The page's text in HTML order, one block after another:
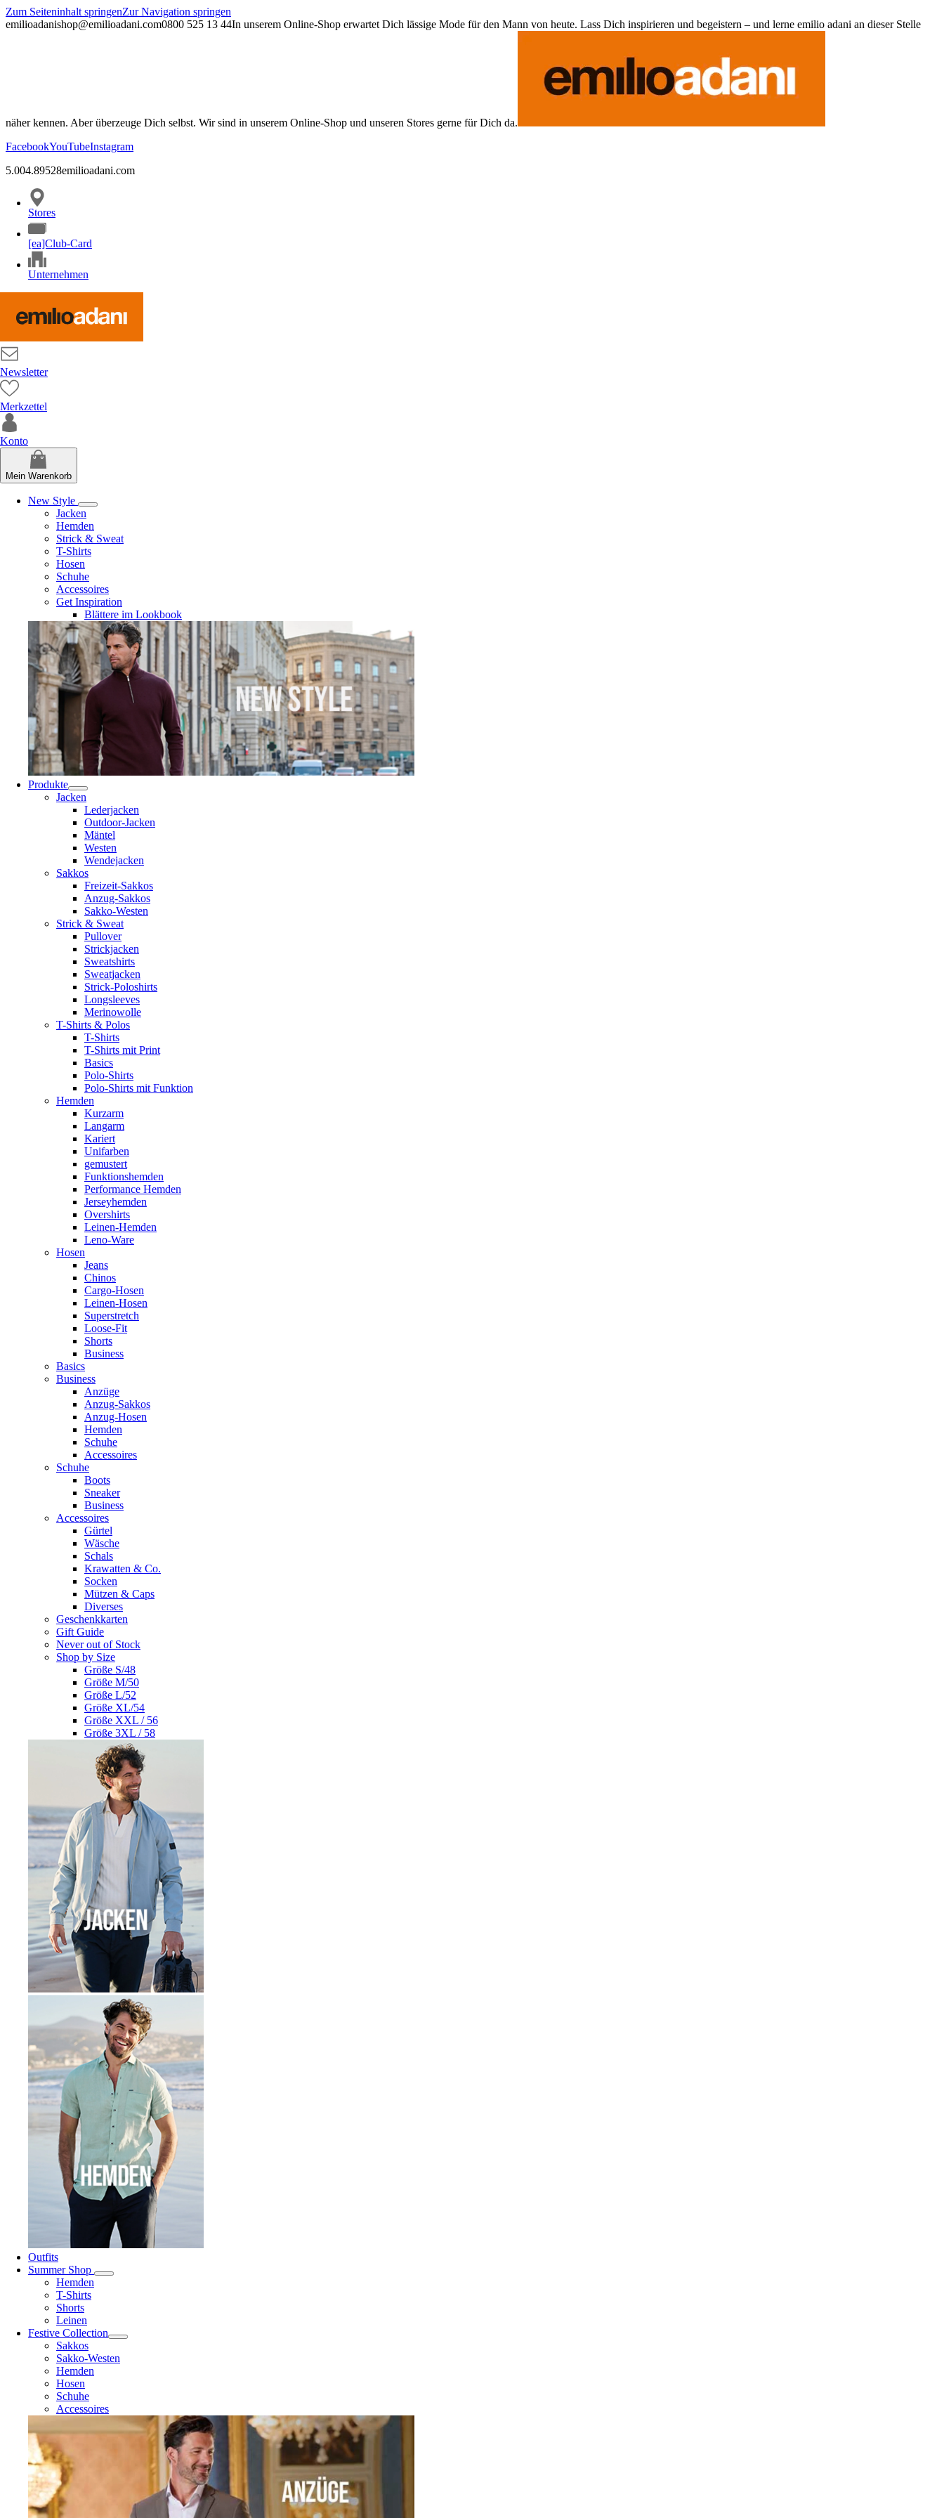
Zum Seiteninhalt springenZur Navigation springen
emilioadanishop@emilioadani.com0800 525 13 44In unserem Online-Shop erwartet Dich lässige Mode für den Mann von heute. Lass Dich inspirieren und begeistern – und lerne emilio adani an dieser Stelle
näher kennen. Aber überzeuge Dich selbst. Wir sind in unserem Online-Shop und unseren Stores gerne für Dich da.
FacebookYouTubeInstagram
5.004.89528emilioadani.com
Stores
[ea]Club-Card
Unternehmen
Newsletter
Merkzettel
Konto
Mein Warenkorb
New Style
Jacken
Hemden
Strick & Sweat
T-Shirts
Hosen
Schuhe
Accessoires
Get Inspiration
Blättere im Lookbook
Produkte
Jacken
Lederjacken
Outdoor-Jacken
Mäntel
Westen
Wendejacken
Sakkos
Freizeit-Sakkos
Anzug-Sakkos
Sakko-Westen
Strick & Sweat
Pullover
Strickjacken
Sweatshirts
Sweatjacken
Strick-Poloshirts
Longsleeves
Merinowolle
T-Shirts & Polos
T-Shirts
T-Shirts mit Print
Basics
Polo-Shirts
Polo-Shirts mit Funktion
Hemden
Kurzarm
Langarm
Kariert
Unifarben
gemustert
Funktionshemden
Performance Hemden
Jerseyhemden
Overshirts
Leinen-Hemden
Leno-Ware
Hosen
Jeans
Chinos
Cargo-Hosen
Leinen-Hosen
Superstretch
Loose-Fit
Shorts
Business
Basics
Business
Anzüge
Anzug-Sakkos
Anzug-Hosen
Hemden
Schuhe
Accessoires
Schuhe
Boots
Sneaker
Business
Accessoires
Gürtel
Wäsche
Schals
Krawatten & Co.
Socken
Mützen & Caps
Diverses
Geschenkkarten
Gift Guide
Never out of Stock
Shop by Size
Größe S/48
Größe M/50
Größe L/52
Größe XL/54
Größe XXL / 56
Größe 3XL / 58
Outfits
Summer Shop
Hemden
T-Shirts
Shorts
Leinen
Festive Collection
Sakkos
Sakko-Westen
Hemden
Hosen
Schuhe
Accessoires